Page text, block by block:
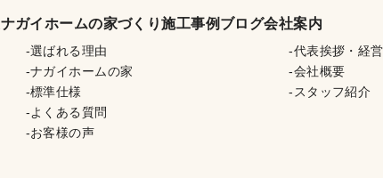
ナガイホームの家づくり
選ばれる理由
ナガイホームの家
標準仕様
よくある質問
お客様の声
施工事例 ブログ会社案内
代表挨拶・経
会社概要
スタッフ紹介